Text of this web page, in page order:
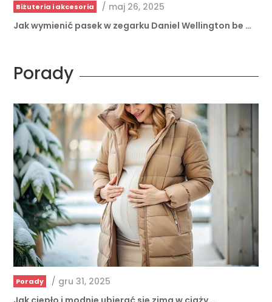
Jak wymienić pasek w zegarku Daniel Wellington be …
Porady / gru 31, 2025
Jak ciepło i modnie ubierać się zimą w ciąży …